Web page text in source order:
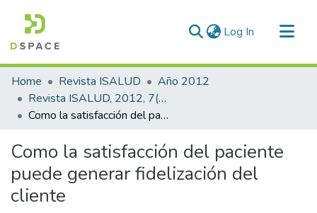
Log In (current)
Communities & Collections
All of DSpace
Statistics
Home Revista ISALUD
Año 2012
Revista ISALUD, 2012, 7(34)
Como la satisfacción del paciente puede generar fidelización del cliente
Como la satisfacción del paciente
puede generar fidelización del
cliente